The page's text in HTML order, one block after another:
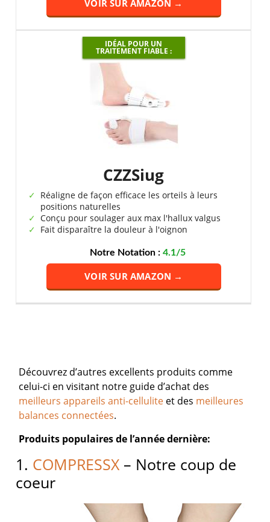
VOIR SUR AMAZON →
IDÉAL POUR UN
TRAITEMENT FIABLE :
CZZSiug
Réaligne de façon efficace les orteils à leurs
positions naturelles
Conçu pour soulager aux max l'hallux valgus
Fait disparaître la douleur à l'oignon
Notre Notation :4.1/5
VOIR SUR AMAZON →
Découvrez d’autres excellents produits comme
celui-ci en visitant notre guide d’achat des
meilleurs appareils anti-cellulite et des meilleures
balances connectées.
Produits populaires de l’année dernière:
1. COMPRESSX – Notre coup de
coeur